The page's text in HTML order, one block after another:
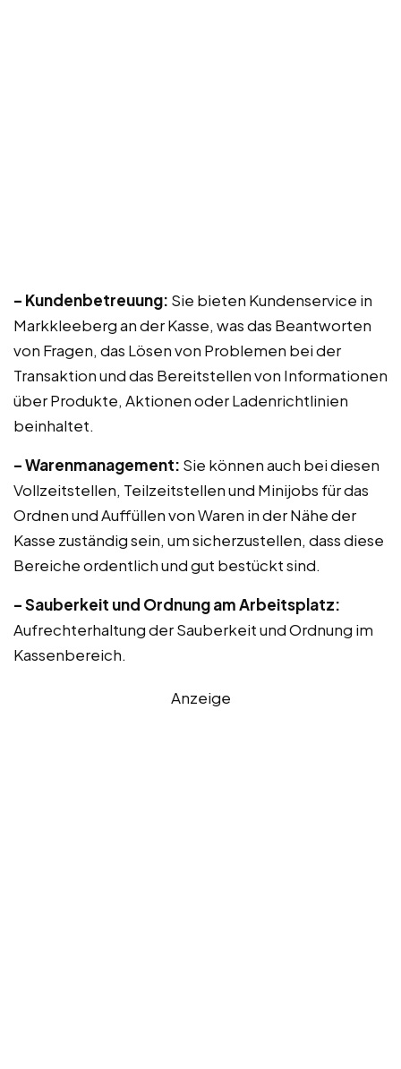
– Kundenbetreuung: Sie bieten Kundenservice in
Markkleeberg an der Kasse, was das Beantworten
von Fragen, das Lösen von Problemen bei der
Transaktion und das Bereitstellen von Informationen
über Produkte, Aktionen oder Ladenrichtlinien
beinhaltet.
– Warenmanagement: Sie können auch bei diesen
Vollzeitstellen, Teilzeitstellen und Minijobs für das
Ordnen und Auffüllen von Waren in der Nähe der
Kasse zuständig sein, um sicherzustellen, dass diese
Bereiche ordentlich und gut bestückt sind.
– Sauberkeit und Ordnung am Arbeitsplatz:
Aufrechterhaltung der Sauberkeit und Ordnung im
Kassenbereich.
Anzeige